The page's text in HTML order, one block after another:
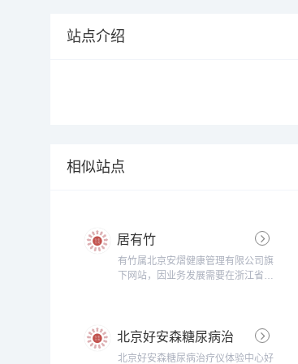
站点介绍
相似站点
居有竹
有竹属北京安熠健康管理有限公司旗
下网站，因业务发展需要在浙江省湖
宁可食无肉，不可使居无竹。无肉令
北京好安森糖尿病治
疗仪体验中心
北京好安森糖尿病治疗仪体验中心好